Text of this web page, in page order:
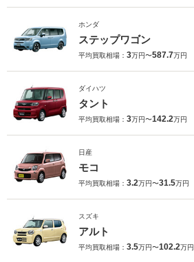
ホンダ
ステップワゴン
平均買取相場： 3万円〜587.7万円
ダイハツ
タント
平均買取相場： 3万円〜142.2万円
日産
モコ
平均買取相場： 3.2万円〜31.5万円
スズキ
アルト
平均買取相場： 3.5万円〜102.2万円